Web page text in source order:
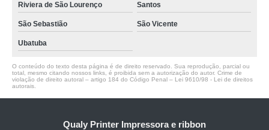
Riviera de São Lourenço Santos
São Sebastião São Vicente
Ubatuba
O conteúdo do texto desta página é de direito reservado. Sua reprodução, parcial ou
total, mesmo citando nossos links, é proibida sem a autorização do autor. Crime de
violação de direito autoral – artigo 184 do Código Penal – Lei 9610/98 - Lei de direitos
autorais
Qualy Printer Impressora e ribbon